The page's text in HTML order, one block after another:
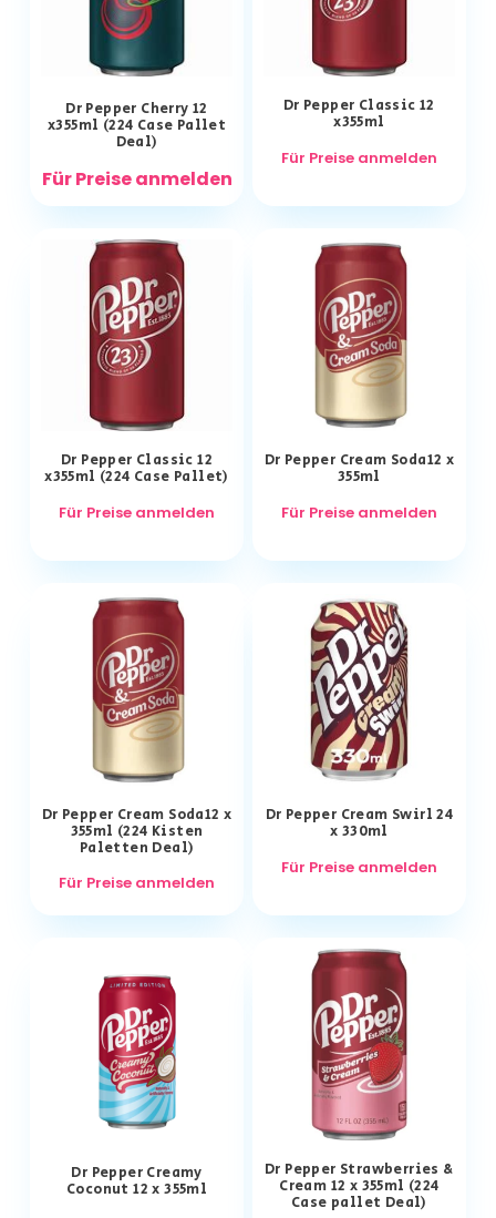
Dr Pepper Cherry 12
x355ml (224 Case Pallet
Deal)
Für Preise anmelden
Dr Pepper Classic 12
x355ml
Für Preise anmelden
Dr Pepper Classic 12
x355ml (224 Case Pallet)
Für Preise anmelden
Dr Pepper Cream Soda12 x
355ml
Für Preise anmelden
Dr Pepper Cream Soda12 x
355ml (224 Kisten
Paletten Deal)
Für Preise anmelden
Dr Pepper Cream Swirl 24
x 330ml
Für Preise anmelden
Dr Pepper Creamy
Coconut 12 x 355ml
Dr Pepper Strawberries &
Cream 12 x 355ml (224
Case pallet Deal)